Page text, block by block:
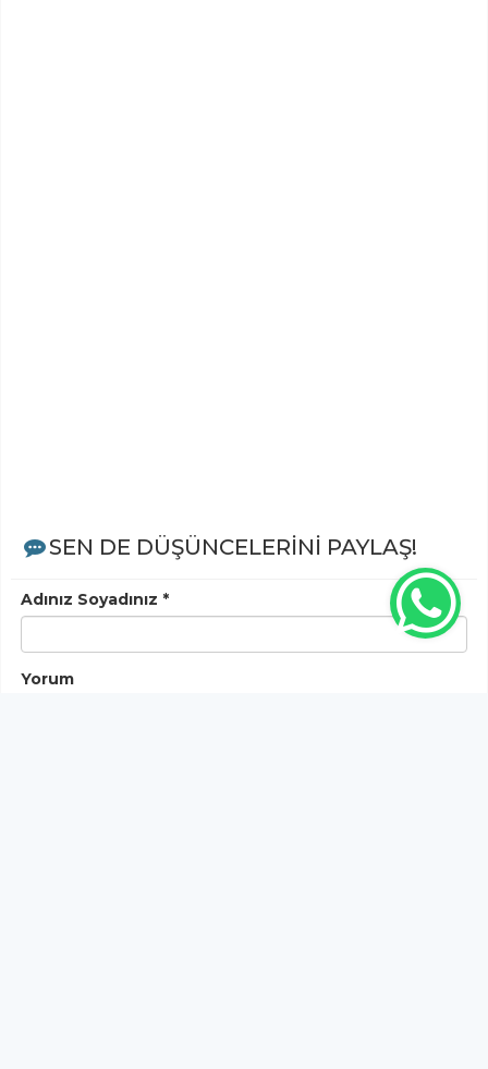
SEN DE DÜŞÜNCELERİNİ PAYLAŞ!
Adınız Soyadınız *
Yorum